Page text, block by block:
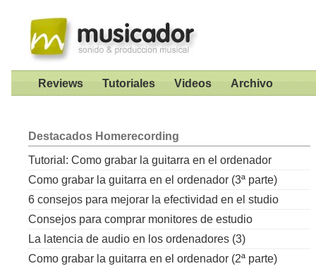
Reviews Tutoriales Videos Archivo
Destacados Homerecording
Tutorial: Como grabar la guitarra en el ordenador
Como grabar la guitarra en el ordenador (3ª parte)
6 consejos para mejorar la efectividad en el studio
Consejos para comprar monitores de estudio
La latencia de audio en los ordenadores (3)
Como grabar la guitarra en el ordenador (2ª parte)